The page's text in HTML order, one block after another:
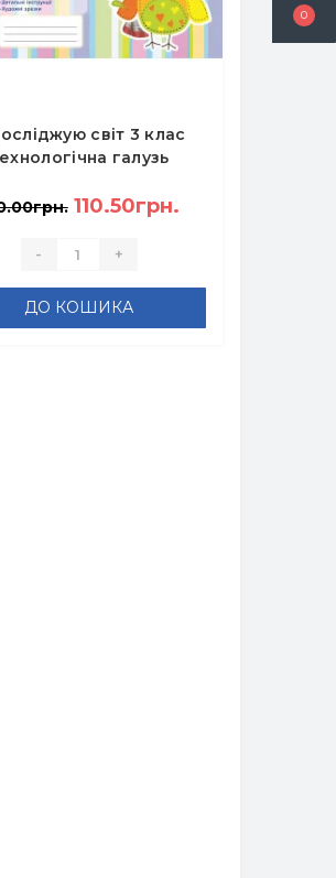
0
світ 3 клас
галузь
110.50грн.
- +
ДО КОШИКА